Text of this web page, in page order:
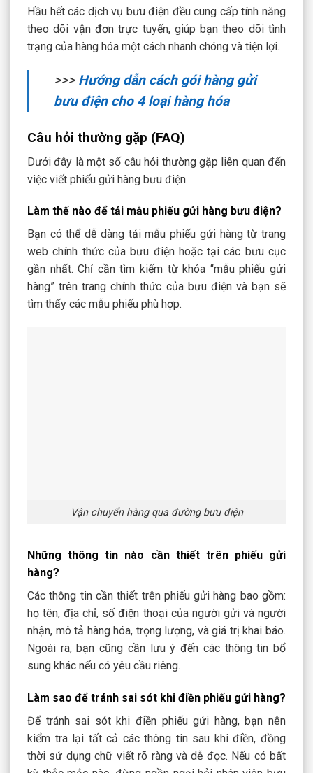
Hầu hết các dịch vụ bưu điện đều cung cấp tính năng
theo dõi vận đơn trực tuyến, giúp bạn theo dõi tình
trạng của hàng hóa một cách nhanh chóng và tiện lợi.
>>> Hướng dẫn cách gói hàng gửi
bưu điện cho 4 loại hàng hóa
Câu hỏi thường gặp (FAQ)
Dưới đây là một số câu hỏi thường gặp liên quan đến
việc viết phiếu gửi hàng bưu điện.
Làm thế nào để tải mẫu phiếu gửi hàng bưu điện?
Bạn có thể dễ dàng tải mẫu phiếu gửi hàng từ trang
web chính thức của bưu điện hoặc tại các bưu cục
gần nhất. Chỉ cần tìm kiếm từ khóa “mẫu phiếu gửi
hàng” trên trang chính thức của bưu điện và bạn sẽ
tìm thấy các mẫu phiếu phù hợp.
Vận chuyển hàng qua đường bưu điện
Những thông tin nào cần thiết trên phiếu gửi
hàng?
Các thông tin cần thiết trên phiếu gửi hàng bao gồm:
họ tên, địa chỉ, số điện thoại của người gửi và người
nhận, mô tả hàng hóa, trọng lượng, và giá trị khai báo.
Ngoài ra, bạn cũng cần lưu ý đến các thông tin bổ
sung khác nếu có yêu cầu riêng.
Làm sao để tránh sai sót khi điền phiếu gửi hàng?
Để tránh sai sót khi điền phiếu gửi hàng, bạn nên
kiểm tra lại tất cả các thông tin sau khi điền, đồng
thời sử dụng chữ viết rõ ràng và dễ đọc. Nếu có bất